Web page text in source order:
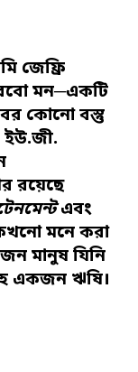
জেফ্রি
মন─একটি
কোনো বস্তু
ইউ.জী.
র রয়েছে
এবং
মনে করা
মানুষ যিনি
একজন ঋষি।